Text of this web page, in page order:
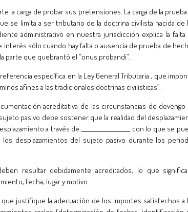
la carga de probar sus pretensiones. La carga de la
se limita a ser tributario de la doctrina civilista nacida de
administrativo en nuestra jurisdicción explica la falta
interés sólo cuando hay falta o ausencia de prueba de
parte que quebrantó el “onus probandi”.
específica en la Ley General Tributaria , que
afines a las tradicionales doctrinas civilísticas”.
acreditativa de las circunstancias de devengo
pasivo debe sostener que la realidad del
a través de ___________________ con lo que se
desplazamientos del sujeto pasivo durante los
resultar debidamente acreditados, lo que
fecha, lugar y motivo.
justifique la adecuación de los importes satisfechos a